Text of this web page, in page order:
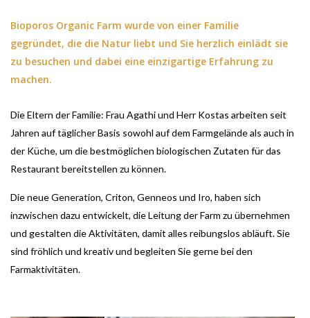
Bioporos Organic Farm wurde von einer Familie
gegründet, die die Natur liebt und Sie herzlich einlädt sie
zu besuchen und dabei eine einzigartige Erfahrung zu
machen.
Die Eltern der Familie: Frau Agathi und Herr Kostas arbeiten seit
Jahren auf täglicher Basis sowohl auf dem Farmgelände als auch in
der Küche, um die bestmöglichen biologischen Zutaten für das
Restaurant bereitstellen zu können.
Die neue Generation, Criton, Genneos und Iro, haben sich
inzwischen dazu entwickelt, die Leitung der Farm zu übernehmen
und gestalten die Aktivitäten, damit alles reibungslos abläuft. Sie
sind fröhlich und kreativ und begleiten Sie gerne bei den
Farmaktivitäten.